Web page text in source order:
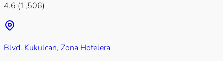
4.6 (1,506)
Blvd. Kukulcan, Zona Hotelera